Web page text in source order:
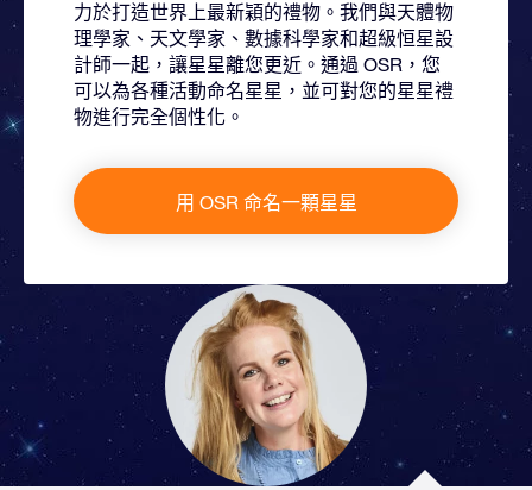
力於打造世界上最新穎的禮物。我們與天體物
理學家、天文學家、數據科學家和超級恒星設
計師一起，讓星星離您更近。通過 OSR，您
可以為各種活動命名星星，並可對您的星星禮
物進行完全個性化。
用 OSR 命名一顆星星